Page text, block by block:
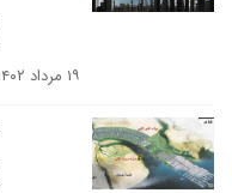
۱۹ مرداد ۱۴۰۲